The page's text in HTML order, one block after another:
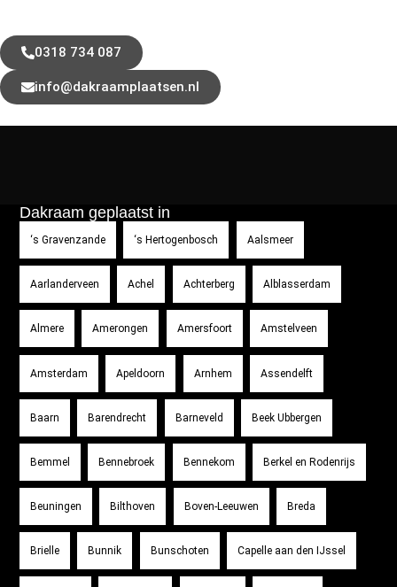
0318 734 087
info@dakraamplaatsen.nl
Dakraam geplaatst in
‘s Gravenzande ‘s Hertogenbosch Aalsmeer
Aarlanderveen Achel Achterberg Alblasserdam
Almere Amerongen Amersfoort Amstelveen
Amsterdam Apeldoorn Arnhem Assendelft
Baarn Barendrecht Barneveld Beek Ubbergen
Bemmel Bennebroek Bennekom Berkel en Rodenrijs
Beuningen Bilthoven Boven-Leeuwen Breda
Brielle Bunnik Bunschoten Capelle aan den IJssel